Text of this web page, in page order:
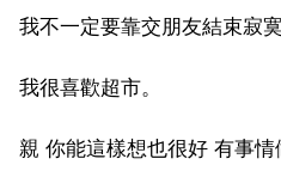
我不一定要靠交朋友結束寂寞
我很喜歡超市。
親 你能這樣想也很好 有事